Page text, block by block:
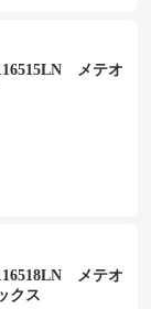
メテオ
メテオ
クス